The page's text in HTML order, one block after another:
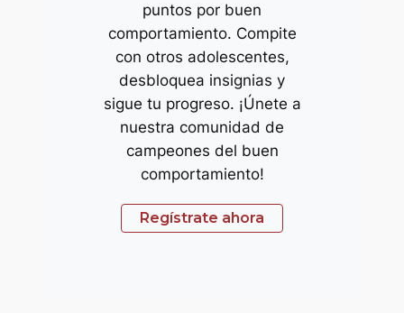
puntos por buen
comportamiento. Compite
con otros adolescentes,
desbloquea insignias y
sigue tu progreso. ¡Únete a
nuestra comunidad de
campeones del buen
comportamiento!
Regístrate ahora